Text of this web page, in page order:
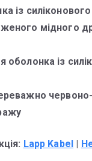
із
мідного
оболонка із
Lapp Kabel |